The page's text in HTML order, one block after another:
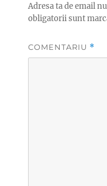
Adresa ta de email
obligatorii sunt
COMENTARIU *